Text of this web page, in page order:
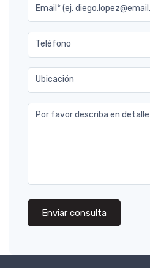
Email* (ej.
Teléfono
Ubicación
Por favor describa en
Enviar consulta